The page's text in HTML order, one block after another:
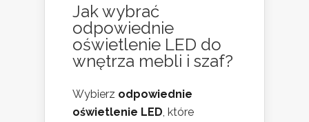
Jak wybrać
odpowiednie
oświetlenie LED do
wnętrza mebli i szaf?
Wybierz odpowiednie
oświetlenie LED, które